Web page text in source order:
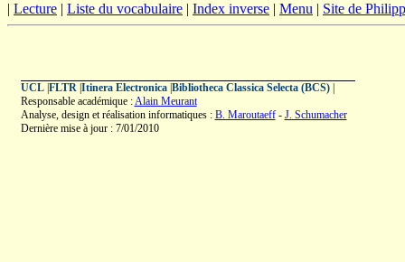
| Lecture | Liste du vocabulaire | Index inverse | Menu | Site de
UCL| FLTR| Itinera Electronica| Bibliotheca Classica Selecta (BCS)|
Responsable académique :Alain Meurant
Analyse, design et réalisation informatiques : B. Maroutaeff- J. Schumacher
Dernière mise à jour : 7/01/2010